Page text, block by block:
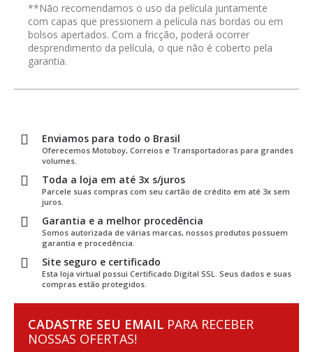
**Não recomendamos o uso da película juntamente
com capas que pressionem a película nas bordas ou em
bolsos apertados. Com a fricção, poderá ocorrer
desprendimento da película, o que não é coberto pela
garantia.
Enviamos para todo o Brasil
Oferecemos Motoboy, Correios e Transportadoras para grandes
volumes.
Toda a loja em até 3x s/juros
Parcele suas compras com seu cartão de crédito em até 3x sem
juros.
Garantia e a melhor procedência
Somos autorizada de várias marcas, nossos produtos possuem
garantia e procedência.
Site seguro e certificado
Esta loja virtual possui Certificado Digital SSL. Seus dados e suas
compras estão protegidos.
CADASTRE SEU EMAIL PARA RECEBER
NOSSAS OFERTAS!